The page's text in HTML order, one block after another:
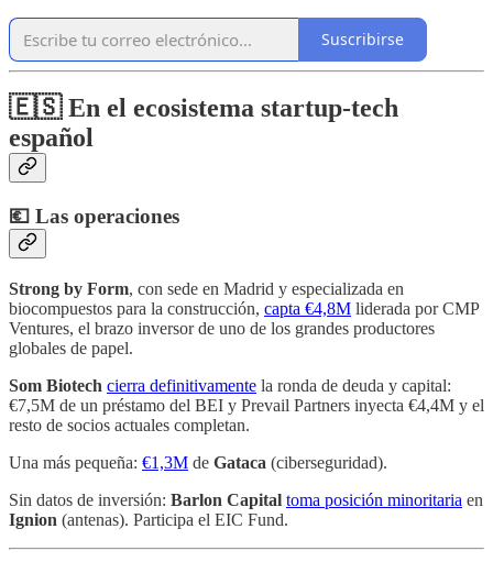
Suscribirse
🇪🇸 En el ecosistema startup-tech
español
💶 Las operaciones
Strong by Form, con sede en Madrid y especializada en
biocompuestos para la construcción, capta €4,8M liderada por CMP
Ventures, el brazo inversor de uno de los grandes productores
globales de papel.
Som Biotech cierra definitivamente la ronda de deuda y capital:
€7,5M de un préstamo del BEI y Prevail Partners inyecta €4,4M y el
resto de socios actuales completan.
Una más pequeña: €1,3M de Gataca (ciberseguridad).
Sin datos de inversión: Barlon Capital toma posición minoritaria en
Ignion (antenas). Participa el EIC Fund.